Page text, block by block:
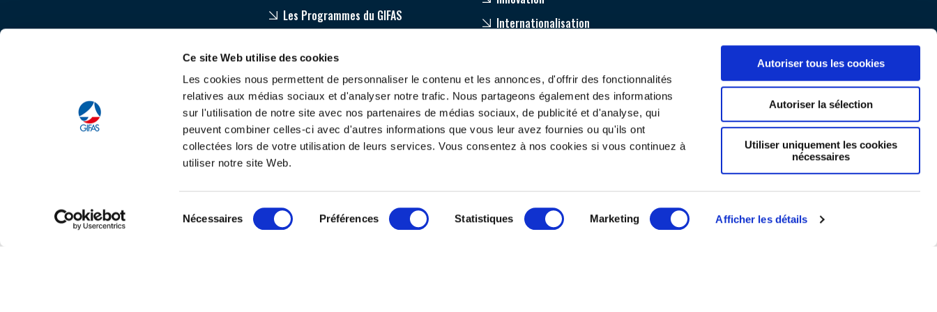
Ce site Web utilise des cookies
Les cookies nous permettent de personnaliser le contenu et les annonces, d'offrir des fonctionnalités
relatives aux médias sociaux et d'analyser notre trafic. Nous partageons également des informations
sur l'utilisation de notre site avec nos partenaires de médias sociaux, de publicité et d'analyse, qui
peuvent combiner celles-ci avec d'autres informations que vous leur avez fournies ou qu'ils ont
collectées lors de votre utilisation de leurs services. Vous consentez à nos cookies si vous continuez à
utiliser notre site Web.
du
Nécessaires Préférences Statistiques Marketing Afficher les détails
Autoriser tous les cookies
Autoriser la sélection
Utiliser uniquement les cookies
nécessaires
Les Programmes du GIFAS
Accompagnement de nos adhérents
Internationalisation
Mentions légales